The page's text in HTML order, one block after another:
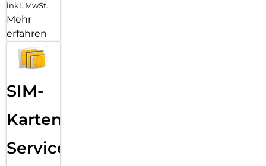
inkl. MwSt.
Mehr
erfahren
SIM-
Karten
Service: